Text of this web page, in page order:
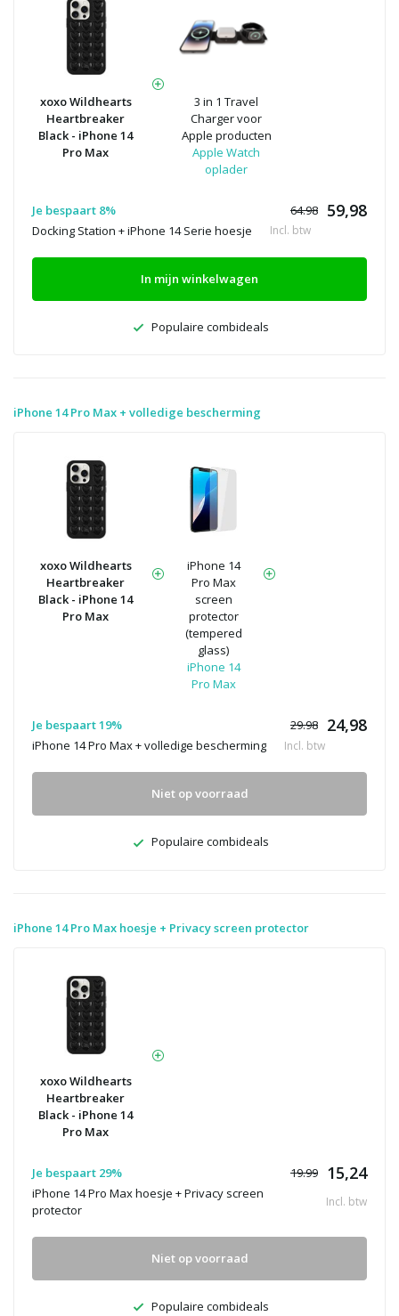
xoxo Wildhearts
Heartbreaker
Black - iPhone 14
Pro Max
3 in 1 Travel
Charger voor
Apple producten
Apple Watch
oplader
Je bespaart 8% 64.98 59,98
Docking Station + iPhone 14 Serie hoesje Incl. btw
In mijn winkelwagen
Populaire combideals
iPhone 14 Pro Max + volledige bescherming
xoxo Wildhearts
Heartbreaker
Black - iPhone 14
Pro Max
iPhone 14
Pro Max
screen
protector
(tempered
glass)
iPhone 14
Pro Max
Je bespaart 19% 29.98 24,98
iPhone 14 Pro Max + volledige bescherming Incl. btw
Niet op voorraad
Populaire combideals
iPhone 14 Pro Max hoesje + Privacy screen protector
xoxo Wildhearts
Heartbreaker
Black - iPhone 14
Pro Max
Je bespaart 29% 19.99 15,24
iPhone 14 Pro Max hoesje + Privacy screen
protector
Incl. btw
Niet op voorraad
Populaire combideals